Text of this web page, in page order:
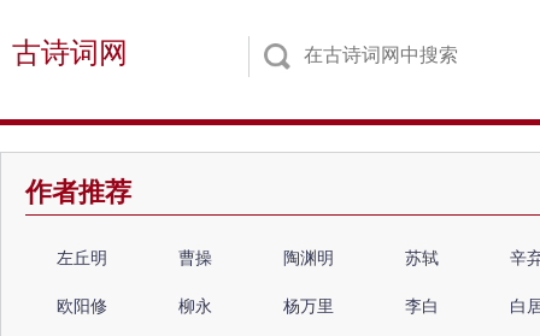
古诗词网
作者推荐
左丘明 曹操 陶渊明 苏轼 辛
欧阳修 柳永 杨万里 李白 白